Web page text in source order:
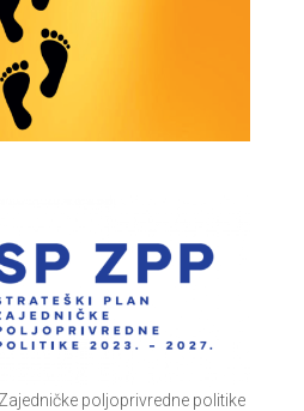
poljoprivredne politike